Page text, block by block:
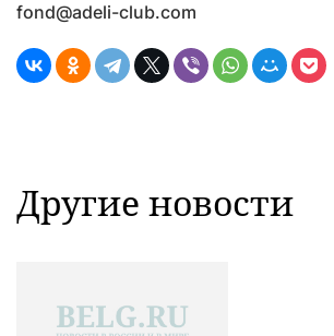
fond@adeli-club.com
Другие новости